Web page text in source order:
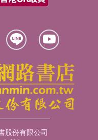
股份有限公司